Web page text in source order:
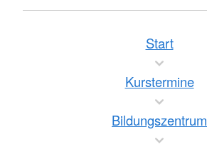
Start
Kurstermine
Bildungszentrum